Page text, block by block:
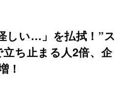
しい…」を払拭！”ス
立ち止まる人2倍、企
！